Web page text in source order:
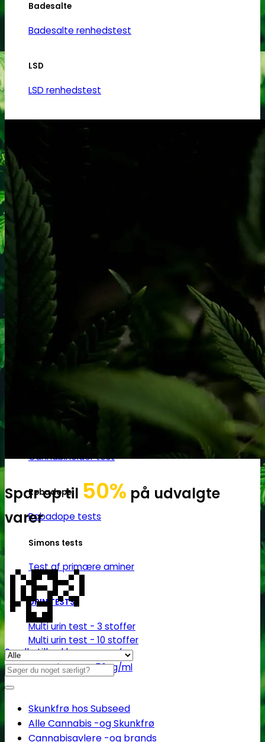
Badesalte
Badesalte renhedstest
LSD
LSD renhedstest
Benzodiazepiner
Benzoer renhedstest
GHB/Hætter
GHB/Hætter renhedstest
Ketamin
Ketamin renhedstest
MCPP
MCPP test
Opiater
THC/Cannabinoider
Cannabinoider test
Robadope
Robadope tests
Simons tests
Test af primære aminer
URIN TESTS
Multi urin test - 3 stoffer
Multi urin test - 10 stoffer
THC urin test - 25ng/ml
THC urin test - 50ng/ml
Spar op til 50% på udvalgte
varer
💸
Se alle tilbud her
Søg
efter:
Skunkfrø hos Subseed
Alle Cannabis -og Skunkfrø
Cannabisavlere -og brands